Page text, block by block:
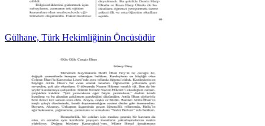
Gülhane, Türk Hekimliğinin Öncüsüdür